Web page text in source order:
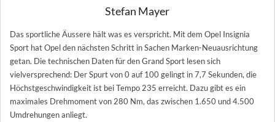
Stefan Mayer
Das sportliche Äussere hält was es verspricht. Mit dem Opel Insignia
Sport hat Opel den nächsten Schritt in Sachen Marken-Neuausrichtung
getan. Die technischen Daten für den Grand Sport lesen sich
vielversprechend: Der Spurt von 0 auf 100 gelingt in 7,7 Sekunden, die
Höchstgeschwindigkeit ist bei Tempo 235 erreicht. Dazu gibt es ein
maximales Drehmoment von 280 Nm, das zwischen 1.650 und 4.500
Umdrehungen anliegt.